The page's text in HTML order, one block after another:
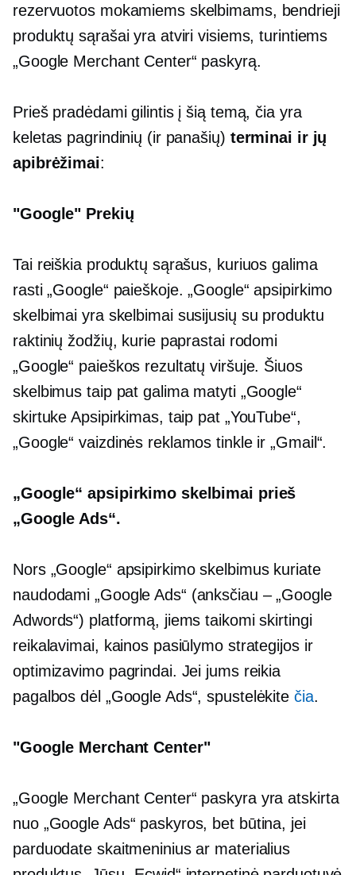
rezervuotos mokamiems skelbimams, bendrieji
produktų sąrašai yra atviri visiems, turintiems
„Google Merchant Center“ paskyrą.
Prieš pradėdami gilintis į šią temą, čia yra
keletas pagrindinių (ir panašių) terminai ir jų
apibrėžimai:
"Google" Prekių
Tai reiškia produktų sąrašus, kuriuos galima
rasti „Google“ paieškoje. „Google“ apsipirkimo
skelbimai yra skelbimai susijusių su produktu
raktinių žodžių, kurie paprastai rodomi
„Google“ paieškos rezultatų viršuje. Šiuos
skelbimus taip pat galima matyti „Google“
skirtuke Apsipirkimas, taip pat „YouTube“,
„Google“ vaizdinės reklamos tinkle ir „Gmail“.
„Google“ apsipirkimo skelbimai prieš
„Google Ads“.
Nors „Google“ apsipirkimo skelbimus kuriate
naudodami „Google Ads“ (anksčiau – „Google
Adwords“) platformą, jiems taikomi skirtingi
reikalavimai, kainos pasiūlymo strategijos ir
optimizavimo pagrindai. Jei jums reikia
pagalbos dėl „Google Ads“, spustelėkite čia.
"Google Merchant Center"
„Google Merchant Center“ paskyra yra atskirta
nuo „Google Ads“ paskyros, bet būtina, jei
parduodate skaitmeninius ar materialius